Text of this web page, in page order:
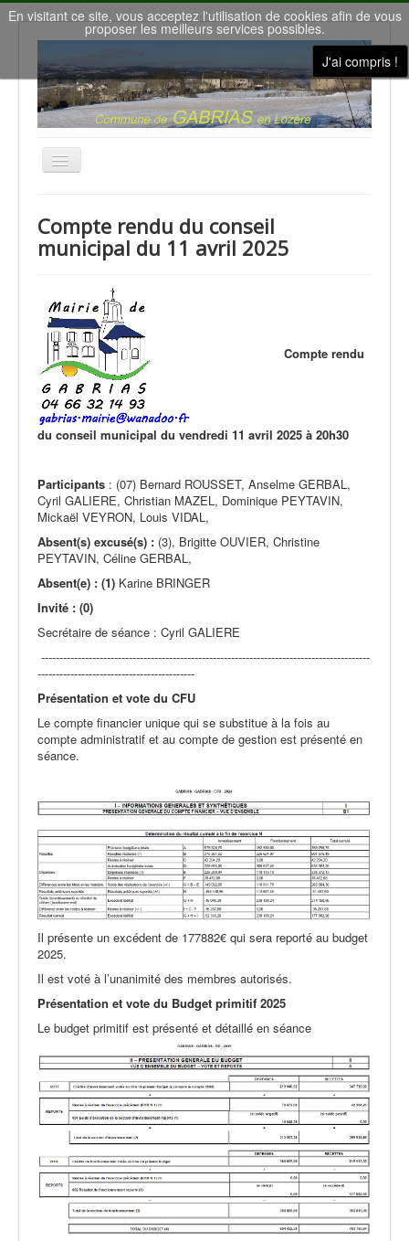
En visitant ce site, vous acceptez l'utilisation de cookies afin de vous
proposer les meilleurs services possibles.
J'ai compris !
Basculer
la
Nous contacter
Gîtes de vacances
la Salle des Fêtes
Météo à Gabrias
Nos villages
Actualités
Compte rendu du conseil
municipal du 11 avril 2025
Compte rendu
du conseil municipal du vendredi 11 avril 2025 à 20h30
Participants : (07) Bernard ROUSSET, Anselme GERBAL,
Cyril GALIERE, Christian MAZEL, Dominique PEYTAVIN,
Mickaël VEYRON, Louis VIDAL,
Absent(s) excusé(s) : (3), Brigitte OUVIER, Christine
PEYTAVIN, Céline GERBAL,
Absent(e) : (1) Karine BRINGER
Invité : (0)
Secrétaire de séance : Cyril GALIERE
------------------------------------------------------------------------------------------
-------------------------------------------
Présentation et vote du CFU
Le compte financier unique qui se substitue à la fois au
compte administratif et au compte de gestion est présenté en
séance.
Il présente un excédent de 177882€ qui sera reporté au budget
2025.
Il est voté à l’unanimité des membres autorisés.
Présentation et vote du Budget primitif 2025
Le budget primitif est présenté et détaillé en séance